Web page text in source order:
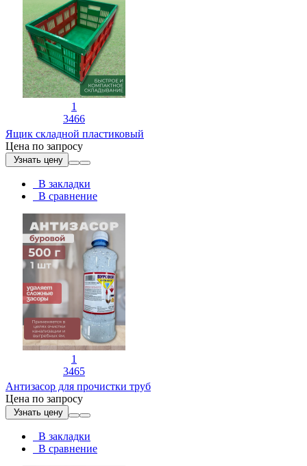
1
3466
Ящик складной пластиковый
Цена по запросу
Узнать цену
В закладки
В сравнение
1
3465
Антизасор для прочистки труб
Цена по запросу
Узнать цену
В закладки
В сравнение